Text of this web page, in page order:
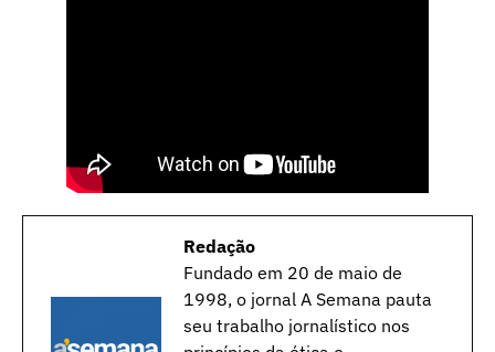
Redação
Fundado em 20 de maio de
1998, o jornal A Semana pauta
seu trabalho jornalístico nos